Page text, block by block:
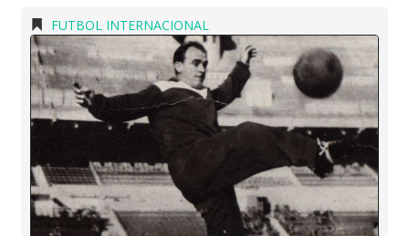
FUTBOL INTERNACIONAL